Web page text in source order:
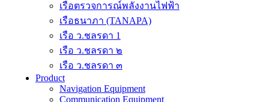
เรือตรวจการณ์พลังงานไฟฟ้า
เรือธนาภา (TANAPA)
เรือ ว.ชลรดา 1
เรือ ว.ชลรดา ๒
เรือ ว.ชลรดา ๓
Product
Navigation Equipment
Communication Equipment